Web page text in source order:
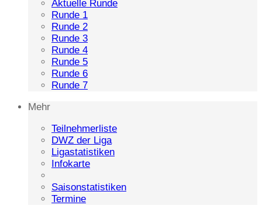
Aktuelle Runde
Runde 1
Runde 2
Runde 3
Runde 4
Runde 5
Runde 6
Runde 7
Mehr
Teilnehmerliste
DWZ der Liga
Ligastatistiken
Infokarte
Saisonstatistiken
Termine